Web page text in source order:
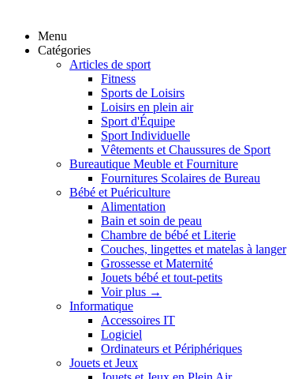
Menu
Catégories
Articles de sport
Fitness
Sports de Loisirs
Loisirs en plein air
Sport d'Équipe
Sport Individuelle
Vêtements et Chaussures de Sport
Bureautique Meuble et Fourniture
Fournitures Scolaires de Bureau
Bébé et Puériculture
Alimentation
Bain et soin de peau
Chambre de bébé et Literie
Couches, lingettes et matelas à langer
Grossesse et Maternité
Jouets bébé et tout-petits
Voir plus →
Informatique
Accessoires IT
Logiciel
Ordinateurs et Périphériques
Jouets et Jeux